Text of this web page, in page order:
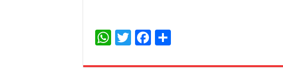
W
at
T
itt
F
c ar